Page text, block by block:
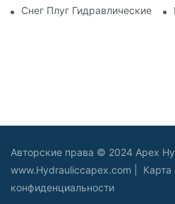
Снег Плуг Гидравлические
Авторские права © 2024 Apex
www.Hydrauliccapex.com | Карта
конфиденциальности